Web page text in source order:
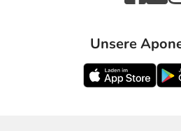
Unsere